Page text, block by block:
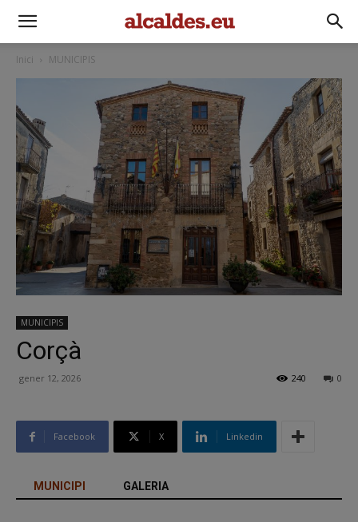
Inici MUNICIPIS
MUNICIPIS
Corçà
gener 12, 2026 0
240
Facebook X Linkedin
MUNICIPI GALERIA